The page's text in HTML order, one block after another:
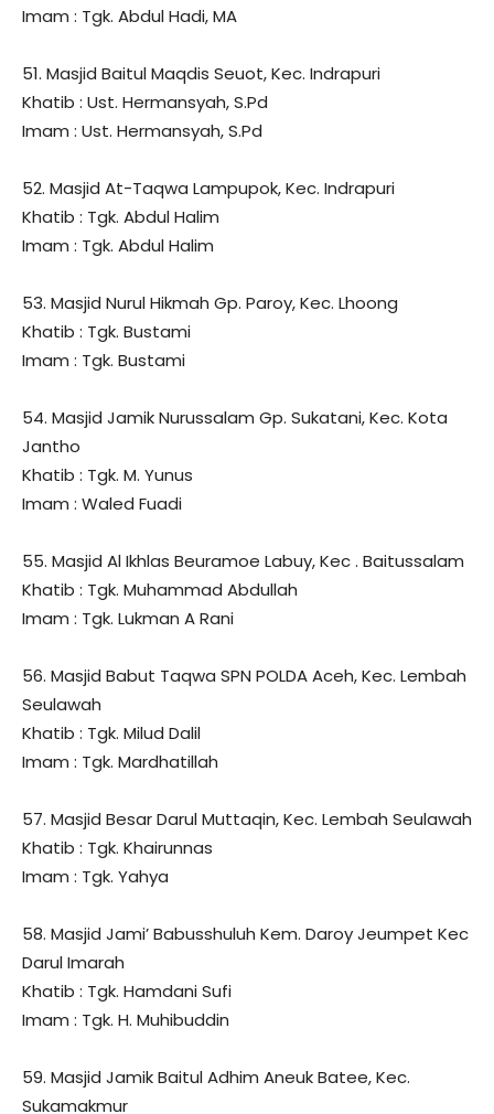
Imam : Tgk. Abdul Hadi, MA
51. Masjid Baitul Maqdis Seuot, Kec. Indrapuri
Khatib : Ust. Hermansyah, S.Pd
Imam : Ust. Hermansyah, S.Pd
52. Masjid At-Taqwa Lampupok, Kec. Indrapuri
Khatib : Tgk. Abdul Halim
Imam : Tgk. Abdul Halim
53. Masjid Nurul Hikmah Gp. Paroy, Kec. Lhoong
Khatib : Tgk. Bustami
Imam : Tgk. Bustami
54. Masjid Jamik Nurussalam Gp. Sukatani, Kec. Kota
Jantho
Khatib : Tgk. M. Yunus
Imam : Waled Fuadi
55. Masjid Al Ikhlas Beuramoe Labuy, Kec . Baitussalam
Khatib : Tgk. Muhammad Abdullah
Imam : Tgk. Lukman A Rani
56. Masjid Babut Taqwa SPN POLDA Aceh, Kec. Lembah
Seulawah
Khatib : Tgk. Milud Dalil
Imam : Tgk. Mardhatillah
57. Masjid Besar Darul Muttaqin, Kec. Lembah Seulawah
Khatib : Tgk. Khairunnas
Imam : Tgk. Yahya
58. Masjid Jami’ Babusshuluh Kem. Daroy Jeumpet Kec
Darul Imarah
Khatib : Tgk. Hamdani Sufi
Imam : Tgk. H. Muhibuddin
59. Masjid Jamik Baitul Adhim Aneuk Batee, Kec.
Sukamakmur